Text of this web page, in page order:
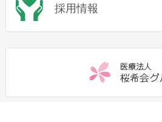
採用情報